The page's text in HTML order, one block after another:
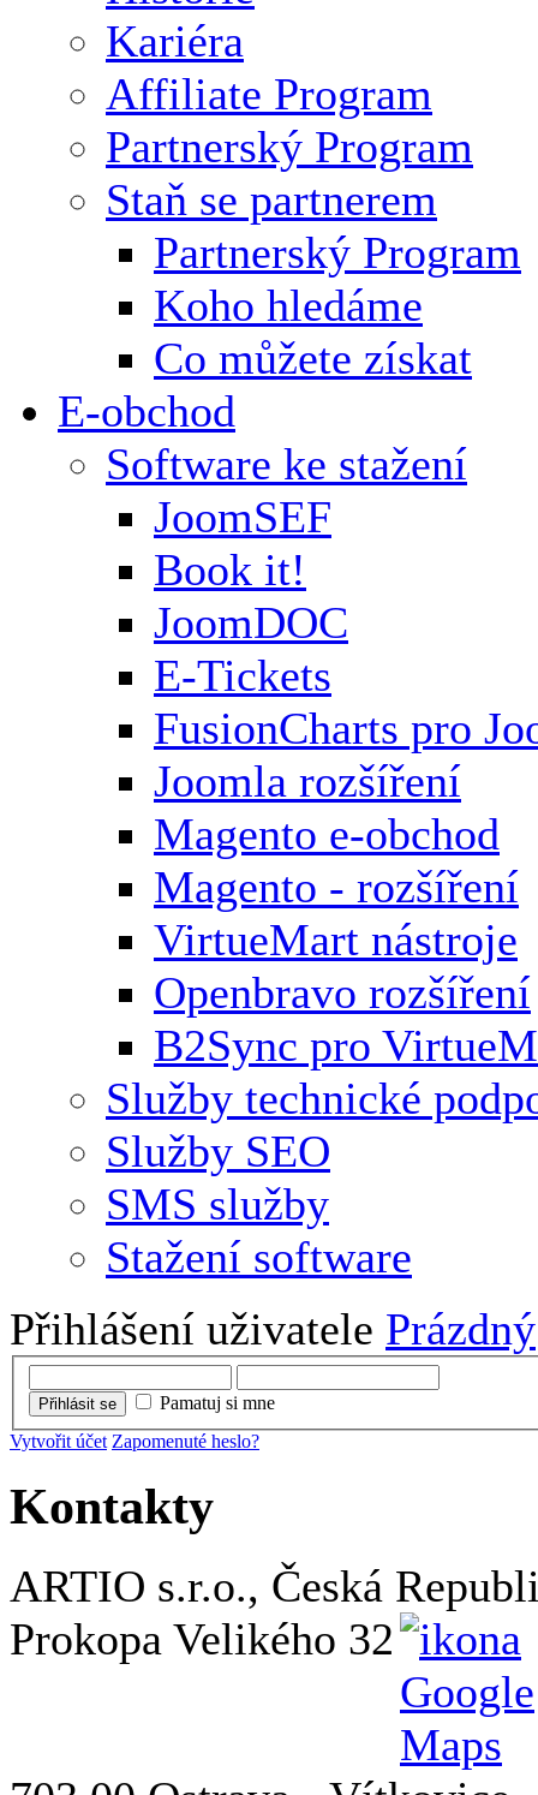
Kariéra
Affiliate Program
Partnerský Program
Staň se partnerem
Partnerský Program
Koho hledáme
Co můžete získat
E-obchod
Software ke stažení
JoomSEF
Book it!
JoomDOC
E-Tickets
FusionCharts pro
Joomla rozšíření
Magento e-obchod
Magento - rozšíření
VirtueMart nástroje
Openbravo rozšíření
B2Sync pro
Služby technické
Služby SEO
SMS služby
Stažení software
Přihlášení uživatele Prázdný
Přihlásit se
Pamatuj si mne
Vytvořit účet Zapomenuté heslo?
Kontakty
ARTIO s.r.o., Česká
Prokopa Velikého 32